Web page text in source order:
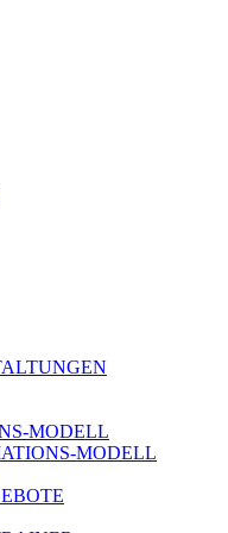
MODELL
MODELL